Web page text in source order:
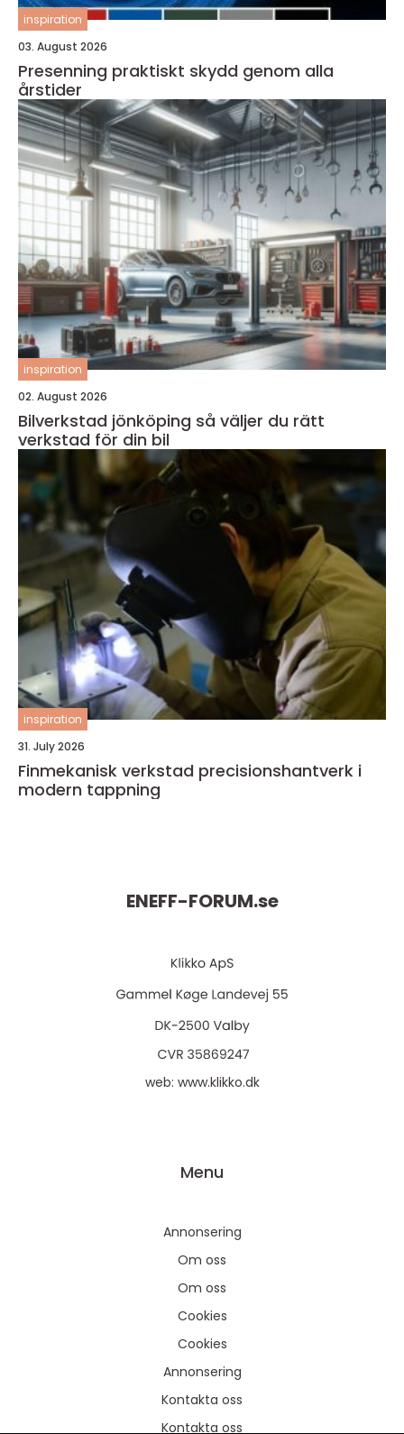
inspiration
03. August 2026
Presenning praktiskt skydd genom alla
årstider
inspiration
02. August 2026
Bilverkstad jönköping så väljer du rätt
verkstad för din bil
inspiration
31. July 2026
Finmekanisk verkstad precisionshantverk i
modern tappning
ENEFF-FORUM.se
web: www.klikko.dk
Menu
Annonsering
Om oss
Om oss
Cookies
Cookies
Annonsering
Kontakta oss
Kontakta oss